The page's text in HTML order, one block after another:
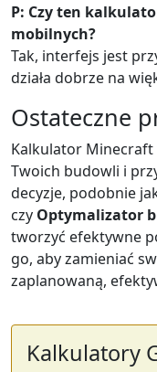
P: Czy ten
mobilnych?
Tak, interfejs jest
działa dobrze na
Ostateczne
Kalkulator
Twoich budowli i
decyzje, podobnie
czy Optymalizator
tworzyć efektywne
go, aby zamieniać
zaplanowaną,
Kalkulatory